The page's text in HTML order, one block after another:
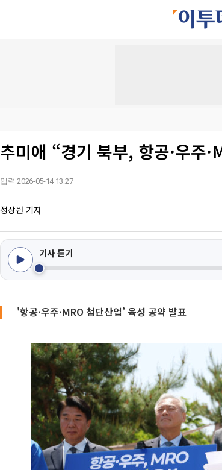
추미애 “경기 북부, 항공·우주
입력 2026-05-14 13:27
정상원 기자
기사 듣기
'항공·우주·MRO 첨단산업’ 육성 공약 발표